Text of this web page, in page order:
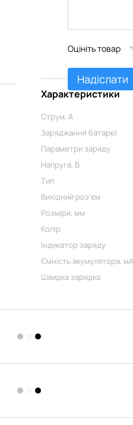
Оцініть товар
Надіслати
Характеристики
Струм, А
Заряджання батареї
Параметри заряду
Напруга, В
Тип
Вихідний роз'єм
Розміри, мм
Колір
Індикатор заряду
Ємність акумулятора,
Швидка зарядка